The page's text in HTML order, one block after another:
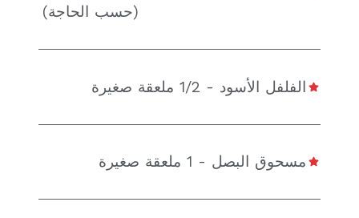
(حسب الحاجة)
الفلفل الأسود - 1/2 ملعقة صغيرة
مسحوق البصل - 1 ملعقة صغيرة